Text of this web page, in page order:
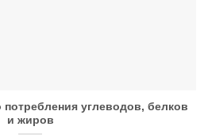
потребления углеводов, белков
и жиров